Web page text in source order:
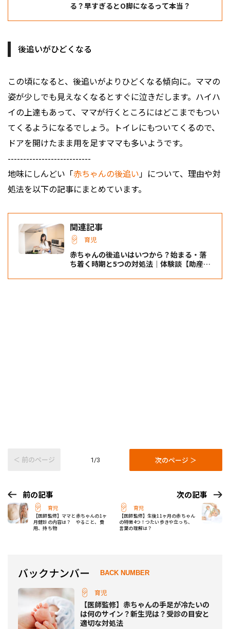
る？早すぎるとO脚になるって本当？
後追いがひどくなる
この頃になると、後追いがよりひどくなる傾向に。ママの
姿が少しでも見えなくなるとすぐに泣きだします。ハイハ
イの上達もあって、ママが行くところにはどこまでもつい
てくるようになるでしょう。トイレにもついてくるので、
ドアを開けたまま用を足すママも多いようです。
---------------------------
地味にしんどい「赤ちゃんの後追い」について、理由や対
処法を以下の記事にまとめています。
関連記事
育児
赤ちゃんの後追いはいつから？始まる・落
ち着く時期と5つの対処法｜体験談【助産師
＜ 前のページ 1/3 次のページ ＞
前の記事
育児
【医師監修】ママと赤ちゃんの1ヶ
月健診の内容は？ やること、費
用、持ち物
次の記事
育児
【医師監修】生後11ヶ月の赤ちゃん
の特徴4つ！つたい歩きや立っち、
言葉の理解は？
バックナンバー BACK NUMBER
育児
【医師監修】赤ちゃんの手足が冷たいの
は何のサイン？新生児は？受診の目安と
適切な対処法